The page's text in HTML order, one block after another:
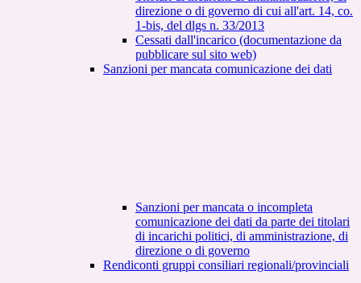
direzione o di governo di cui all'art. 14, co.
1-bis, del dlgs n. 33/2013
Cessati dall'incarico (documentazione da
pubblicare sul sito web)
Sanzioni per mancata comunicazione dei dati
Sanzioni per mancata o incompleta
comunicazione dei dati da parte dei titolari
di incarichi politici, di amministrazione, di
direzione o di governo
Rendiconti gruppi consiliari regionali/provinciali